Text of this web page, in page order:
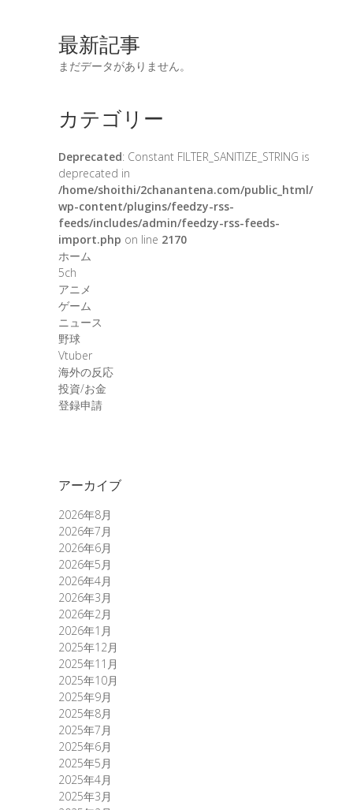
最新記事
まだデータがありません。
カテゴリー
Deprecated: Constant FILTER_SANITIZE_STRING is
deprecated in
/home/shoithi/2chanantena.com/public_html/
wp-content/plugins/feedzy-rss-
feeds/includes/admin/feedzy-rss-feeds-
import.php on line 2170
ホーム
5ch
アニメ
ゲーム
ニュース
野球
Vtuber
海外の反応
投資/お金
登録申請
アーカイブ
2026年8月
2026年7月
2026年6月
2026年5月
2026年4月
2026年3月
2026年2月
2026年1月
2025年12月
2025年11月
2025年10月
2025年9月
2025年8月
2025年7月
2025年6月
2025年5月
2025年4月
2025年3月